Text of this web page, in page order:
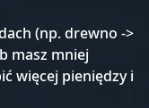
(np. drewno ->
masz mniej
więcej pieniędzy i